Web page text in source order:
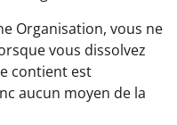
Organisation, vous ne
vous dissolvez
contient est
aucun moyen de la